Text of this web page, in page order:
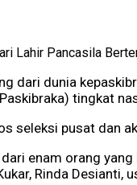
Lahir Pancasila
dari dunia
tingkat
seleksi pusat dan
enam orang
Rinda